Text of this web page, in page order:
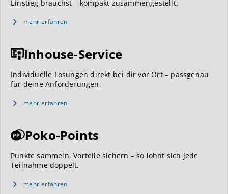
Einstieg brauchst – kompakt zusammengestellt.
mehr erfahren
Inhouse-Service
Individuelle Lösungen direkt bei dir vor Ort – passgenau
für deine Anforderungen.
mehr erfahren
Poko-Points
Punkte sammeln, Vorteile sichern – so lohnt sich jede
Teilnahme doppelt.
mehr erfahren